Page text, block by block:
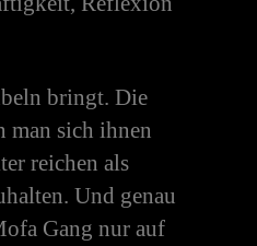
bringt. Die
man sich ihnen
reichen als
Und genau
Gang nur auf